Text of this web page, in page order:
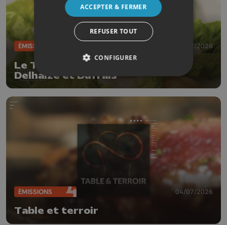
ÉMISSIONS 07/07/2026
Le Tartare de bœuf réussi avec
Delhaize et Dufrais
ÉMISSIONS 04/07/2026
Table et terroir
ACCEPTER & FERMER
REFUSER TOUT
CONFIGURER